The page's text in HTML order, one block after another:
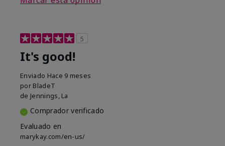
5
It's good!
Enviado Hace 9 meses
por BladeT
de Jennings, La
Comprador verificado
Evaluado en
marykay.com/en-us/